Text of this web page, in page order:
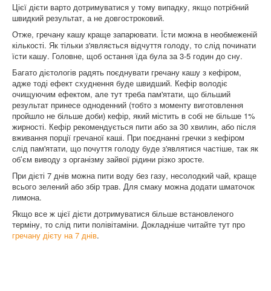
Цієї дієти варто дотримуватися у тому випадку, якщо потрібний
швидкий результат, а не довгостроковий.
Отже, гречану кашу краще запарювати. Їсти можна в необмеженій
кількості. Як тільки з'являється відчуття голоду, то слід починати
їсти кашу. Головне, щоб остання їда була за 3-5 годин до сну.
Багато дієтологів радять поєднувати гречану кашу з кефіром,
адже тоді ефект схуднення буде швидший. Кефір володіє
очищуючим ефектом, але тут треба пам'ятати, що більший
результат принесе одноденний (тобто з моменту виготовлення
пройшло не більше доби) кефір, який містить в собі не більше 1%
жирності. Кефір рекомендується пити або за 30 хвилин, або після
вживання порції гречаної каші. При поєднанні гречки з кефіром
слід пам'ятати, що почуття голоду буде з'являтися частіше, так як
об’єм виводу з організму зайвої рідини різко зросте.
При дієті 7 днів можна пити воду без газу, несолодкий чай, краще
всього зелений або збір трав. Для смаку можна додати шматочок
лимона.
Якщо все ж цієї дієти дотримуватися більше встановленого
терміну, то слід пити полівітаміни. Докладніше читайте тут про
гречану дієту на 7 днів.